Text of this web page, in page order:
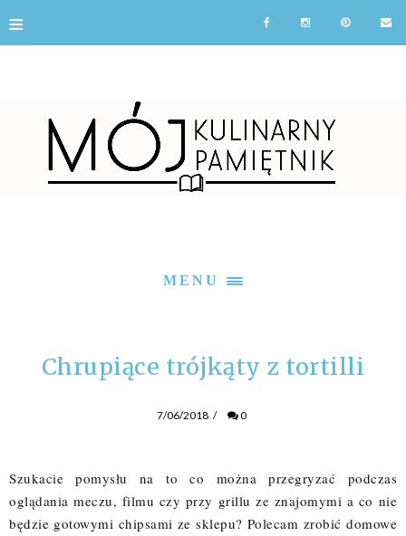
≡
MENU
Chrupiące trójkąty z tortilli
7/06/2018 / 0
Szukacie pomysłu na to co można przegryzać podczas
oglądania meczu, filmu czy przy grillu ze znajomymi a co nie
będzie gotowymi chipsami ze sklepu? Polecam zrobić domowe